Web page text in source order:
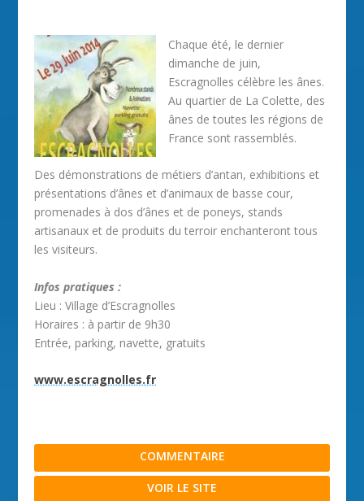
Chaque été, le dernier
dimanche de juin,
Escragnolles célèbre les ânes.
Au quartier de La Colette, des
ânes de toutes les régions de
France sont rassemblés.
Des démonstrations de métiers d’antan, exhibitions et
présentations d’ânes et d’animaux de basse cour,
promenades à dos d’ânes et de poneys, stands
artisanaux et de produits du terroir enchanteront tous
les visiteurs.
Infos pratiques :
Lieu : Village d’Escragnolles
Horaires : à partir de 9h30
Entrée, parking, navette, gratuits
www.escragnolles.fr
COMMENTAIRE
VOIR LE SITE